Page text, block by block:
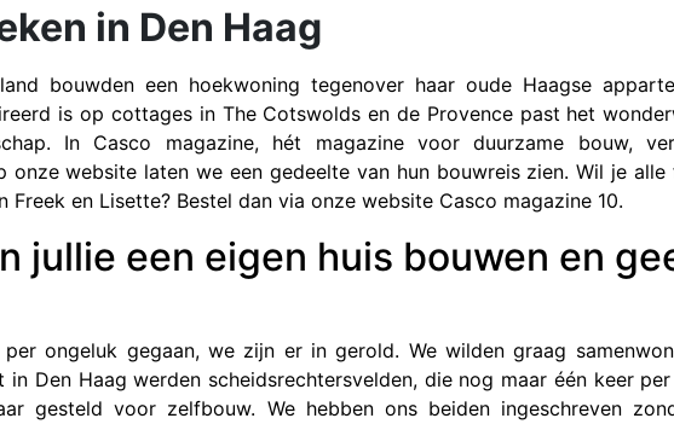
in Den Haag
bouwden een hoekwoning tegenover haar oude Haagse
is op cottages in The Cotswolds en de Provence past het
In Casco magazine, hét magazine voor duurzame bouw,
onze website laten we een gedeelte van hun bouwreis zien. Wil je
Freek en Lisette? Bestel dan via onze website Casco magazine 10.
jullie een eigen huis bouwen en
ongeluk gegaan, we zijn er in gerold. We wilden graag
Den Haag werden scheidsrechtersvelden, die nog maar één keer
gesteld voor zelfbouw. We hebben ons beiden ingeschreven